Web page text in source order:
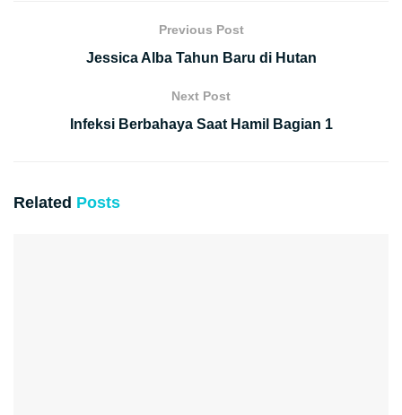
Previous Post
Jessica Alba Tahun Baru di Hutan
Next Post
Infeksi Berbahaya Saat Hamil Bagian 1
Related Posts